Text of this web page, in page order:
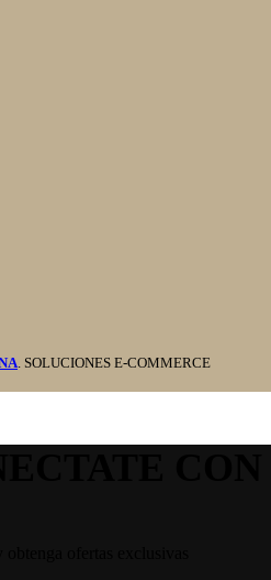
. SOLUCIONES E-COMMERCE